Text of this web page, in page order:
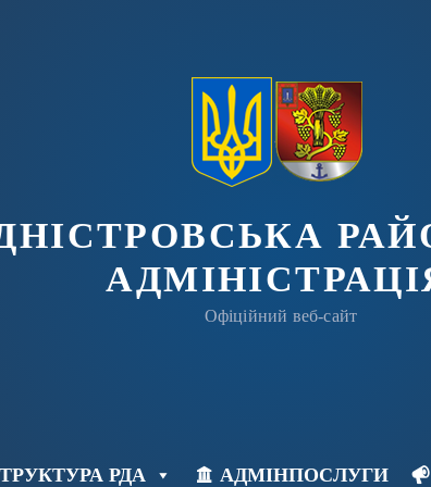
Офіційний веб-сайт
РДА АДМІНПОСЛУГИ